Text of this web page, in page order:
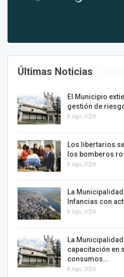
Últimas Noticias
El Municipio
gestión de
8 Ago, 2026
Los libertarios
los bomberos
8 Ago, 2026
La
Infancias con
8 Ago, 2026
La
capacitación en
consumos…
8 Ago, 2026